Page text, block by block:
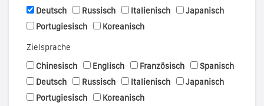
Deutsch
Russisch Italienisch
Japanisch
Portugiesisch
Koreanisch
Zielsprache
Chinesisch
Englisch Französisch
Spanisch
Deutsch
Russisch Italienisch
Japanisch
Portugiesisch
Koreanisch